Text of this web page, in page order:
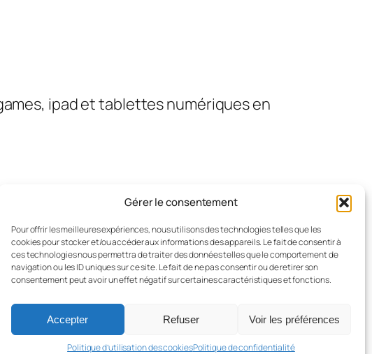
Gérer le consentement
Pour offrir les meilleures expériences, nous utilisons des technologies telles que les
cookies pour stocker et/ou accéder aux informations des appareils. Le fait de consentir à
ces technologies nous permettra de traiter des données telles que le comportement de
navigation ou les ID uniques sur ce site. Le fait de ne pas consentir ou de retirer son
consentement peut avoir un effet négatif sur certaines caractéristiques et fonctions.
Accepter Refuser Voir les préférences
Politique d’utilisation des cookiesPolitique de confidentialité
ipad et tablettes numériques en
Conçu avec WordPress